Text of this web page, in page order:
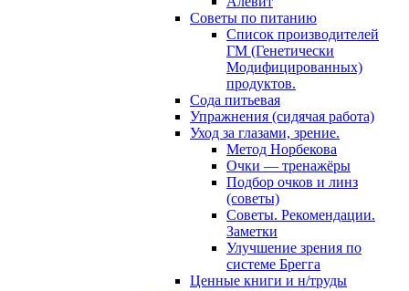
Советы по питанию
Cписок производителей
ГМ (Генетически
Модифицированных)
продуктов.
Сода питьевая
Упражнения (сидячая работа)
Уход за глазами, зрение.
Метод Норбекова
Очки — тренажёры
Подбор очков и линз
(советы)
Советы. Рекомендации.
Заметки
Улучшение зрения по
системе Брегга
Ценные книги и н/труды